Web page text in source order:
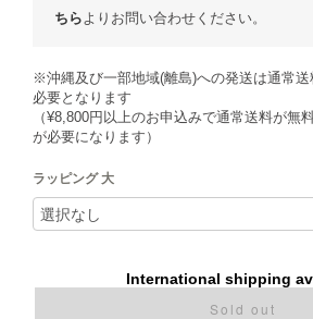
ちらよりお問い合わせください。
※沖縄及び一部地域(離島)への発送は通常
必要となります
（¥8,800円以上のお申込みで通常送料が無
が必要になります）
ラッピング 大
International shipping
Sold out